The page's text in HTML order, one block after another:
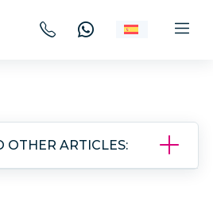
OTHER ARTICLES: